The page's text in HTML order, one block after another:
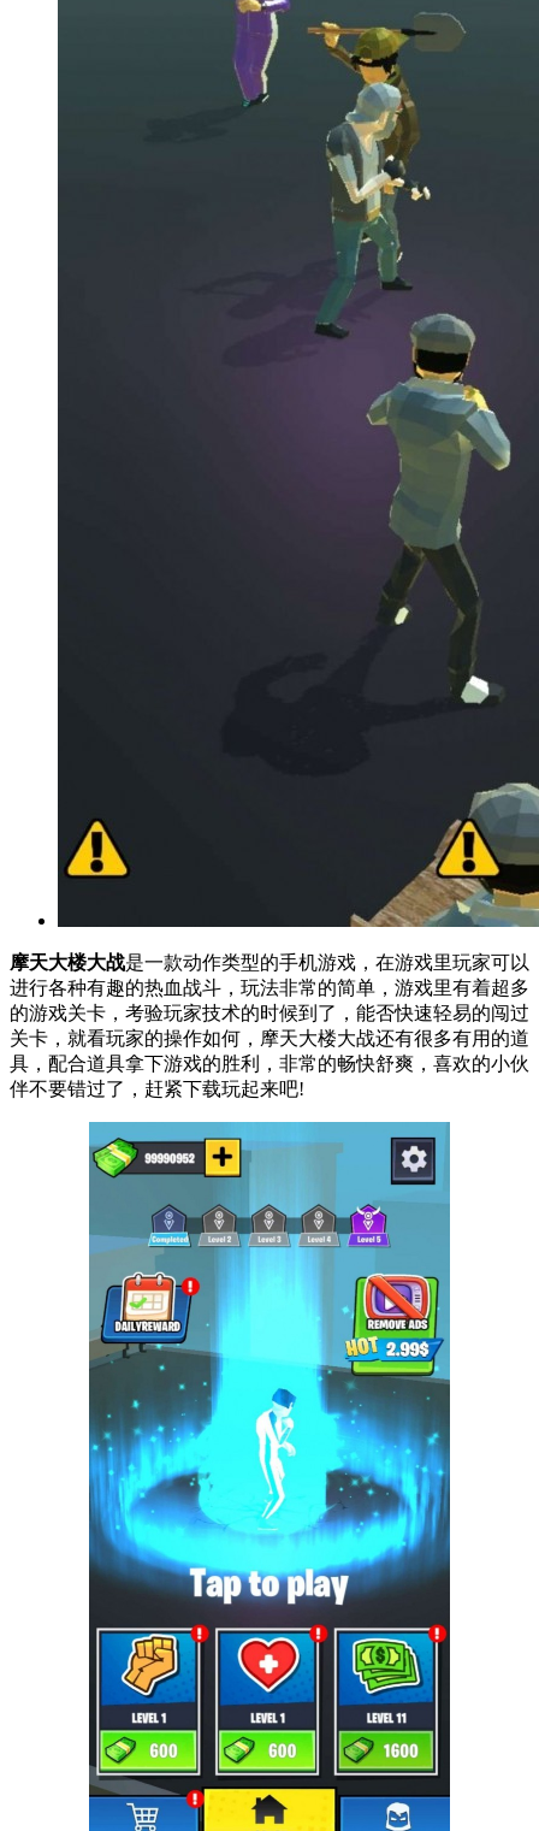
摩天大楼大战是一款动作类型的手机游戏，在游戏里玩家可以
进行各种有趣的热血战斗，玩法非常的简单，游戏里有着超多
的游戏关卡，考验玩家技术的时候到了，能否快速轻易的闯过
关卡，就看玩家的操作如何，摩天大楼大战还有很多有用的道
具，配合道具拿下游戏的胜利，非常的畅快舒爽，喜欢的小伙
伴不要错过了，赶紧下载玩起来吧!